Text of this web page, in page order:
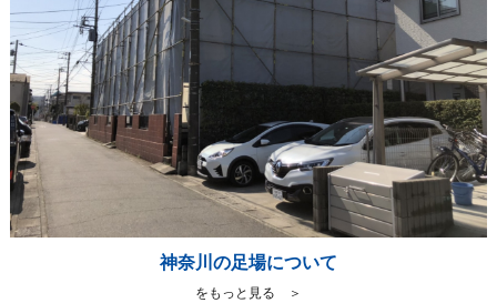
神奈川の足場について
をもっと見る ＞